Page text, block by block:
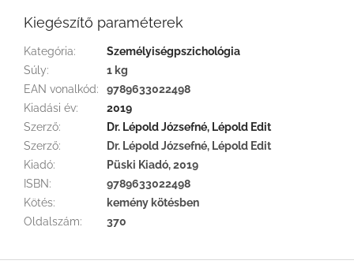
Kiegészítő paraméterek
Kategória:
Személyiségpszichológia
Súly:
1 kg
EAN vonalkód:
9789633022498
Kiadási év:
2019
Szerző:
Dr. Lépold Józsefné, Lépold Edit
Szerző:
Dr. Lépold Józsefné, Lépold Edit
Kiadó:
Püski Kiadó, 2019
ISBN:
9789633022498
Kötés:
kemény kötésben
Oldalszám: 370